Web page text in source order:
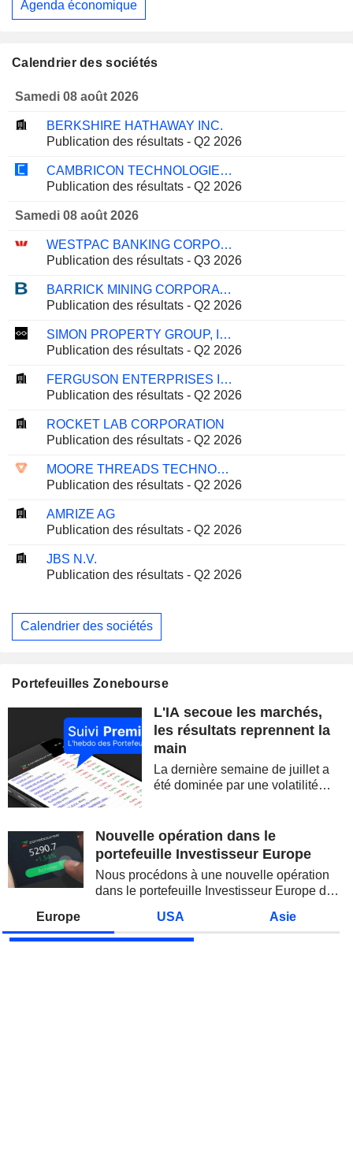
Agenda économique
Calendrier des sociétés
Samedi 08 août 2026
BERKSHIRE HATHAWAY INC.
Publication des résultats - Q2 2026
CAMBRICON TECHNOLOGIES CORPORATION LIMITED
Publication des résultats - Q2 2026
Samedi 08 août 2026
WESTPAC BANKING CORPORATION
Publication des résultats - Q3 2026
BARRICK MINING CORPORATION
Publication des résultats - Q2 2026
SIMON PROPERTY GROUP, INC.
Publication des résultats - Q2 2026
FERGUSON ENTERPRISES INC.
Publication des résultats - Q2 2026
ROCKET LAB CORPORATION
Publication des résultats - Q2 2026
MOORE THREADS TECHNOLOGY CO., LTD.
Publication des résultats - Q2 2026
AMRIZE AG
Publication des résultats - Q2 2026
JBS N.V.
Publication des résultats - Q2 2026
Calendrier des sociétés
Portefeuilles Zonebourse
L'IA secoue les marchés,
les résultats reprennent la
main
La dernière semaine de juillet a
été dominée par une volatilité
semi-conducteurs. Les
inquiétudes sur la soutenabilité
Nouvelle opération dans le
portefeuille Investisseur Europe
Nous procédons à une nouvelle opération
dans le portefeuille Investisseur Europe de
Europe USA Asie